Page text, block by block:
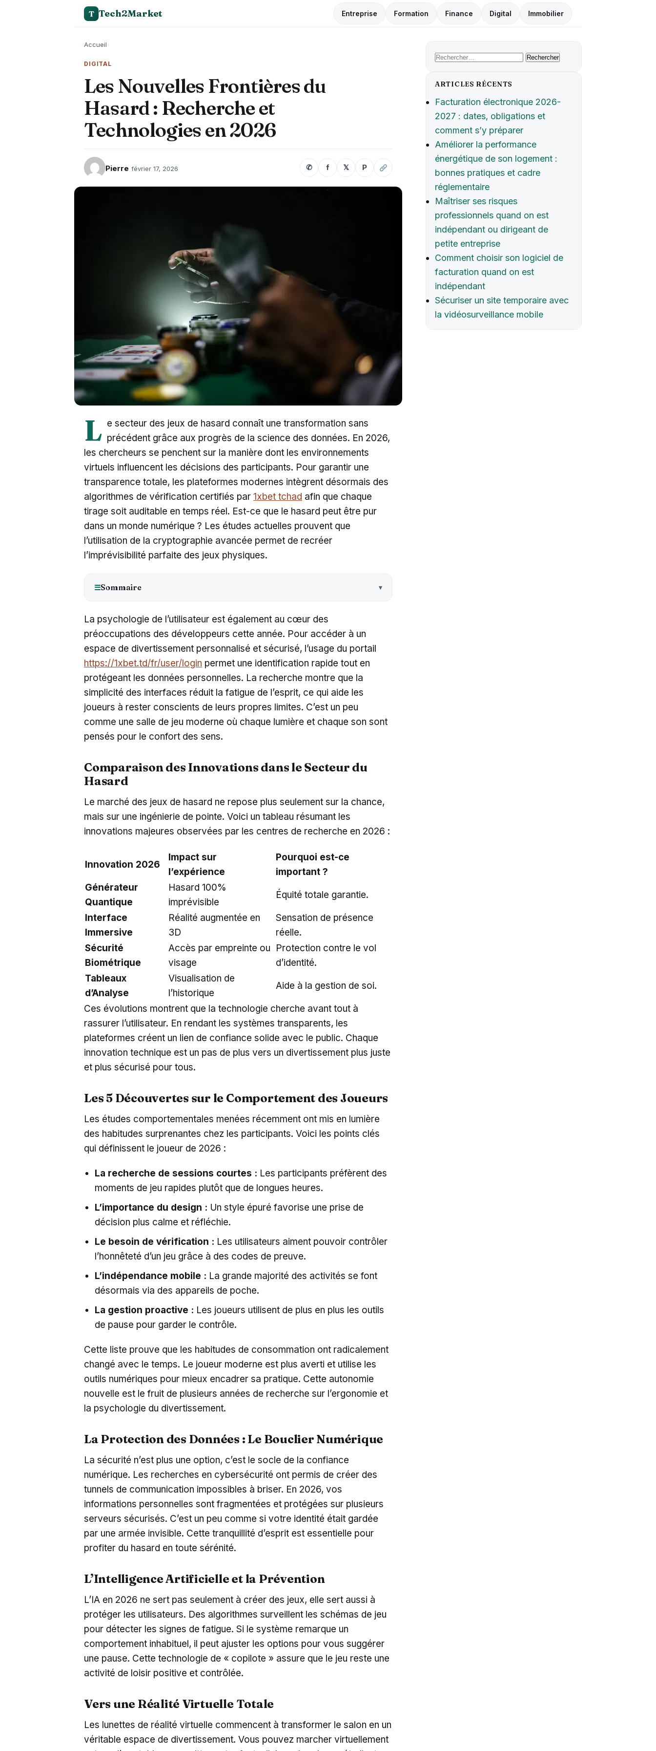
T Tech2Market Entreprise Formation Finance Digital Immobilier
Accueil›
DIGITAL
Les Nouvelles Frontières du
Hasard : Recherche et
Technologies en 2026
Pierre février 17, 2026 ✆ f 𝕏 P
L e secteur des jeux de hasard connaît une transformation sans
précédent grâce aux progrès de la science des données. En 2026,
les chercheurs se penchent sur la manière dont les environnements
virtuels influencent les décisions des participants. Pour garantir une
transparence totale, les plateformes modernes intègrent désormais des
algorithmes de vérification certifiés par 1xbet tchad afin que chaque
tirage soit auditable en temps réel. Est-ce que le hasard peut être pur
dans un monde numérique ? Les études actuelles prouvent que
l’utilisation de la cryptographie avancée permet de recréer
l’imprévisibilité parfaite des jeux physiques.
☰Sommaire
La psychologie de l’utilisateur est également au cœur des
préoccupations des développeurs cette année. Pour accéder à un
espace de divertissement personnalisé et sécurisé, l’usage du portail
https://1xbet.td/fr/user/login permet une identification rapide tout en
protégeant les données personnelles. La recherche montre que la
simplicité des interfaces réduit la fatigue de l’esprit, ce qui aide les
joueurs à rester conscients de leurs propres limites. C’est un peu
comme une salle de jeu moderne où chaque lumière et chaque son sont
pensés pour le confort des sens.
Comparaison des Innovations dans le Secteur du
Hasard
Le marché des jeux de hasard ne repose plus seulement sur la chance,
mais sur une ingénierie de pointe. Voici un tableau résumant les
innovations majeures observées par les centres de recherche en 2026 :
Innovation 2026
Impact sur
l’expérience
Pourquoi est-ce
important ?
Générateur
Quantique
Hasard 100%
imprévisible
Équité totale garantie.
Interface
Immersive
Réalité augmentée en
3D
Sensation de présence
réelle.
Sécurité
Biométrique
Accès par empreinte ou
visage
Protection contre le vol
d’identité.
Tableaux
d’Analyse
Visualisation de
l’historique
Aide à la gestion de soi.
Ces évolutions montrent que la technologie cherche avant tout à
rassurer l’utilisateur. En rendant les systèmes transparents, les
plateformes créent un lien de confiance solide avec le public. Chaque
innovation technique est un pas de plus vers un divertissement plus juste
et plus sécurisé pour tous.
Les 5 Découvertes sur le Comportement des Joueurs
Les études comportementales menées récemment ont mis en lumière
des habitudes surprenantes chez les participants. Voici les points clés
qui définissent le joueur de 2026 :
La recherche de sessions courtes : Les participants préfèrent des
moments de jeu rapides plutôt que de longues heures.
L’importance du design : Un style épuré favorise une prise de
décision plus calme et réfléchie.
Le besoin de vérification : Les utilisateurs aiment pouvoir contrôler
l’honnêteté d’un jeu grâce à des codes de preuve.
L’indépendance mobile : La grande majorité des activités se font
désormais via des appareils de poche.
La gestion proactive : Les joueurs utilisent de plus en plus les outils
de pause pour garder le contrôle.
Cette liste prouve que les habitudes de consommation ont radicalement
changé avec le temps. Le joueur moderne est plus averti et utilise les
outils numériques pour mieux encadrer sa pratique. Cette autonomie
nouvelle est le fruit de plusieurs années de recherche sur l’ergonomie et
la psychologie du divertissement.
La Protection des Données : Le Bouclier Numérique
La sécurité n’est plus une option, c’est le socle de la confiance
numérique. Les recherches en cybersécurité ont permis de créer des
tunnels de communication impossibles à briser. En 2026, vos
informations personnelles sont fragmentées et protégées sur plusieurs
serveurs sécurisés. C’est un peu comme si votre identité était gardée
par une armée invisible. Cette tranquillité d’esprit est essentielle pour
profiter du hasard en toute sérénité.
L’Intelligence Artificielle et la Prévention
L’IA en 2026 ne sert pas seulement à créer des jeux, elle sert aussi à
protéger les utilisateurs. Des algorithmes surveillent les schémas de jeu
pour détecter les signes de fatigue. Si le système remarque un
comportement inhabituel, il peut ajuster les options pour vous suggérer
une pause. Cette technologie de « copilote » assure que le jeu reste une
activité de loisir positive et contrôlée.
Vers une Réalité Virtuelle Totale
Les lunettes de réalité virtuelle commencent à transformer le salon en un
véritable espace de divertissement. Vous pouvez marcher virtuellement
Rechercher :
ARTICLES RÉCENTS
Facturation électronique 2026-
2027 : dates, obligations et
comment s’y préparer
Améliorer la performance
énergétique de son logement :
bonnes pratiques et cadre
réglementaire
Maîtriser ses risques
professionnels quand on est
indépendant ou dirigeant de
petite entreprise
Comment choisir son logiciel de
facturation quand on est
indépendant
Sécuriser un site temporaire avec
la vidéosurveillance mobile